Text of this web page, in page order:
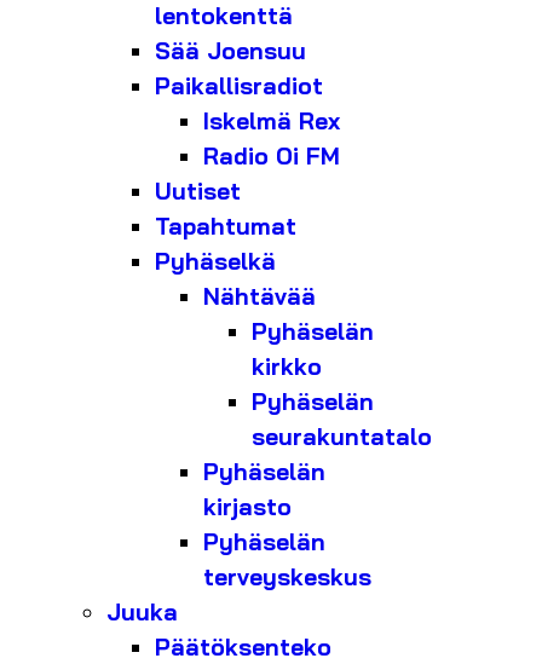
lentokenttä
Sää Joensuu
Paikallisradiot
Iskelmä Rex
Radio Oi FM
Uutiset
Tapahtumat
Pyhäselkä
Nähtävää
Pyhäselän
kirkko
Pyhäselän
seurakuntatalo
Pyhäselän
kirjasto
Pyhäselän
terveyskeskus
Juuka
Päätöksenteko